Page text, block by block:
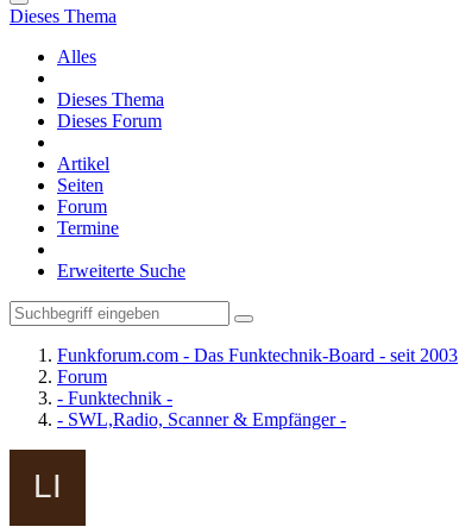
Dieses Thema
Alles
Dieses Thema
Dieses Forum
Artikel
Seiten
Forum
Termine
Erweiterte Suche
Funkforum.com - Das Funktechnik-Board - seit 2003
Forum
- Funktechnik -
- SWL,Radio, Scanner & Empfänger -